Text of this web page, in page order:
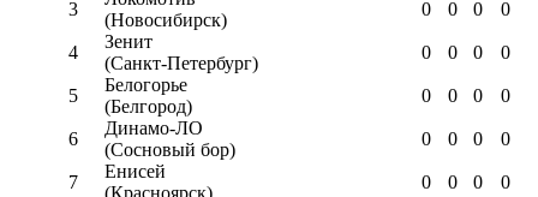
3
(Новосибирск)
0 0 0 0
4
Зенит
(Санкт-Петербург)
0 0 0 0
5
Белогорье
(Белгород)
0 0 0 0
6
Динамо-ЛО
(Сосновый бор)
0 0 0 0
7
Енисей
(Красноярск)
0 0 0 0